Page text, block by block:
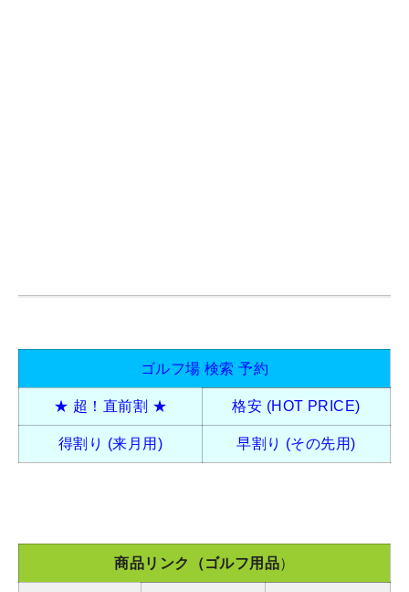
ゴルフ場 検索 予約
★ 超！直前割 ★ 格安 (HOT PRICE)
得割り (来月用) 早割り (その先用)
商品リンク（ゴルフ用品）